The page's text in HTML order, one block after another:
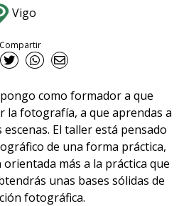
Vigo
Compartir
como formador a que
la fotografía, a que aprendas a
El taller está pensado
de una forma práctica,
más a la práctica que
unas bases sólidas de
fotográfica.